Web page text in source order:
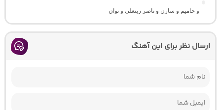
و حامیم و سارن و ناصر زینعلی و نوان
ارسال نظر برای این آهنگ